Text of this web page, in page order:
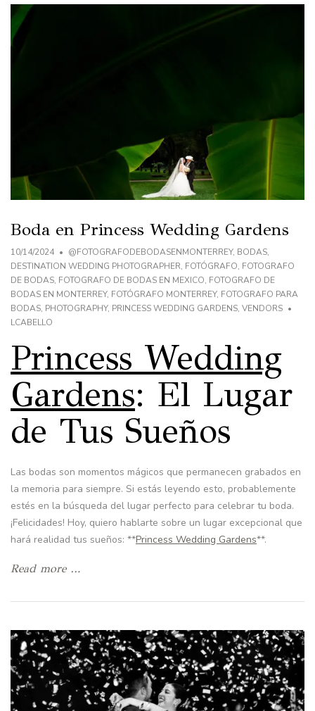
Boda en Princess Wedding Gardens
10/14/2024 @FOTOGRAFODEBODASENMONTERREY, BODAS,
DESTINATION WEDDING PHOTOGRAPHER, FOTÓGRAFO, FOTOGRAFO
DE BODAS, FOTOGRAFO DE BODAS EN MEXICO, FOTOGRAFO DE
BODAS EN MONTERREY, FOTÓGRAFO MONTERREY, FOTOGRAFO PARA
BODAS, PHOTOGRAPHY, PRINCESS WEDDING GARDENS, VENDORS
LCABELLO
Princess Wedding
Gardens: El Lugar
de Tus Sueños
Las bodas son momentos mágicos que permanecen grabados en
la memoria para siempre. Si estás leyendo esto, probablemente
estés en la búsqueda del lugar perfecto para celebrar tu boda.
¡Felicidades! Hoy, quiero hablarte sobre un lugar excepcional que
hará realidad tus sueños: **Princess Wedding Gardens**.
Read more …